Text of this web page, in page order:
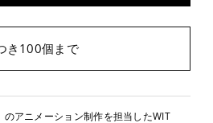
き100個まで
のアニメーション制作を担当したWIT